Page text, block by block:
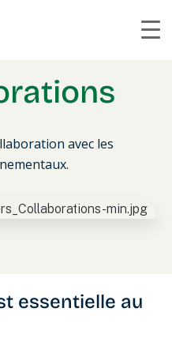
avec les
essentielle au